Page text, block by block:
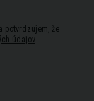
a potvrdzujem, že
údajov